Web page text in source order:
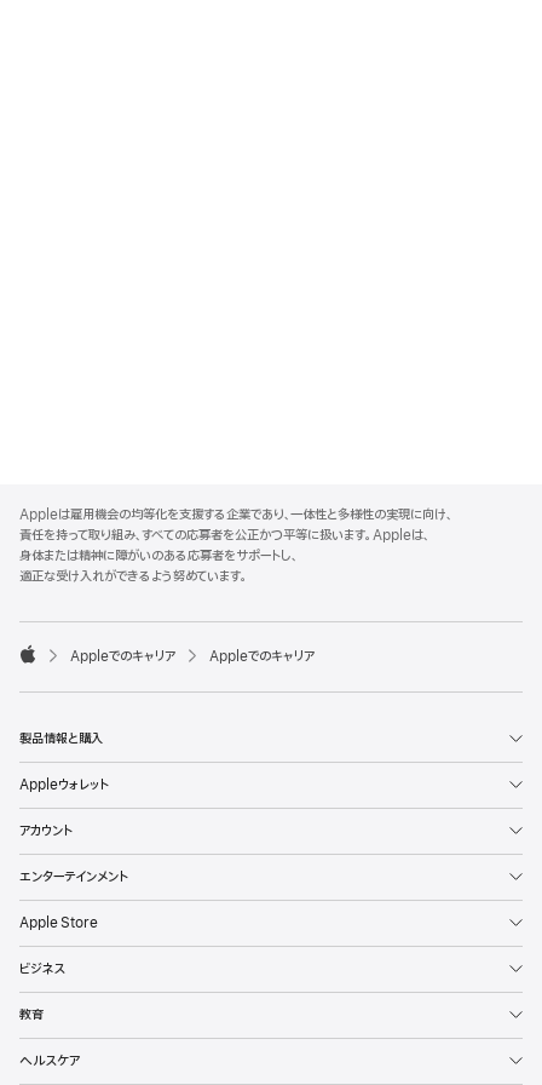
p
p
l
e
o
t
Appleは雇用機会の均等化を支援する企業であり、一体性と多様性の実現に向け、
責任を持って取り組み、すべての応募者を公正かつ平等に扱います。Appleは、
身体または精神に障がいのある応募者をサポートし、
適正な受け入れができるよう努めています。

p
l
Appleでのキャリア Appleでのキャリア
製品情報と購入
Appleウォレット
アカウント
エンターテインメント
Apple Store
ビジネス
教育
ヘルスケア